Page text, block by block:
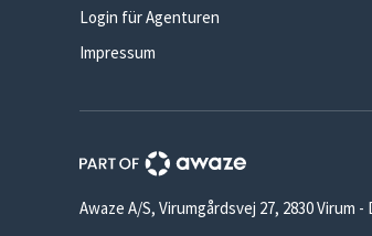
Login für Agenturen
Impressum
Awaze A/S, Virumgårdsvej 27, 2830 Virum -